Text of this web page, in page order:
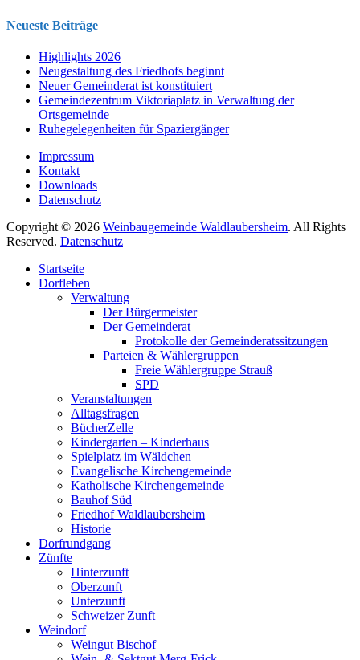
Neueste Beiträge
Highlights 2026
Neugestaltung des Friedhofs beginnt
Neuer Gemeinderat ist konstituiert
Gemeindezentrum Viktoriaplatz in Verwaltung der
Ortsgemeinde
Ruhegelegenheiten für Spaziergänger
Impressum
Kontakt
Downloads
Datenschutz
Copyright © 2026 Weinbaugemeinde Waldlaubersheim. All Rights
Reserved. Datenschutz
oben
scrollen
Startseite
Dorfleben
Verwaltung
Der Bürgermeister
Der Gemeinderat
Protokolle der Gemeinderatssitzungen
Parteien & Wählergruppen
Freie Wählergruppe Strauß
SPD
Veranstaltungen
Alltagsfragen
BücherZelle
Kindergarten – Kinderhaus
Spielplatz im Wäldchen
Evangelische Kirchengemeinde
Katholische Kirchengemeinde
Bauhof Süd
Friedhof Waldlaubersheim
Historie
Dorfrundgang
Zünfte
Hinterzunft
Oberzunft
Unterzunft
Schweizer Zunft
Weindorf
Weingut Bischof